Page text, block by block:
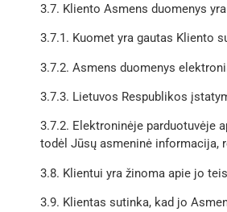
3.7. Kliento Asmens duomenys
3.7.1. Kuomet yra gautas Kliento
3.7.2. Asmens duomenys
3.7.3. Lietuvos Respublikos
3.7.2. Elektroninėje parduotuvėje
todėl Jūsų asmeninė informacija,
3.8. Klientui yra žinoma apie jo
3.9. Klientas sutinka, kad jo